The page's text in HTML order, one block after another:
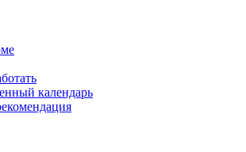
календарь